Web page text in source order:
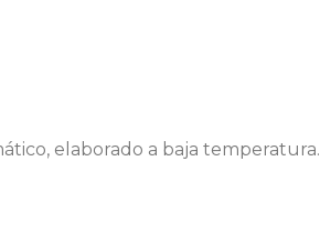
elaborado a baja temperatura.